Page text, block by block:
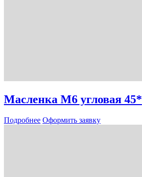
Масленка М6 угловая 45*
Подробнее Оформить заявку